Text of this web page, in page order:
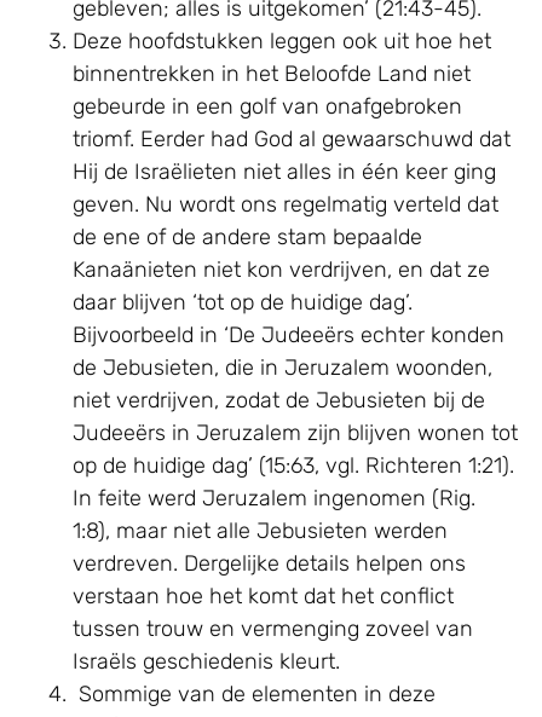
gebleven; alles is uitgekomen’ (21:43-45).
Deze hoofdstukken leggen ook uit hoe het
binnentrekken in het Beloofde Land niet
gebeurde in een golf van onafgebroken
triomf. Eerder had God al gewaarschuwd dat
Hij de Israëlieten niet alles in één keer ging
geven. Nu wordt ons regelmatig verteld dat
de ene of de andere stam bepaalde
Kanaänieten niet kon verdrijven, en dat ze
daar blijven ‘tot op de huidige dag’.
Bijvoorbeeld in ‘De Judeeërs echter konden
de Jebusieten, die in Jeruzalem woonden,
niet verdrijven, zodat de Jebusieten bij de
Judeeërs in Jeruzalem zijn blijven wonen tot
op de huidige dag’ (15:63, vgl. Richteren 1:21).
In feite werd Jeruzalem ingenomen (Rig.
1:8), maar niet alle Jebusieten werden
verdreven. Dergelijke details helpen ons
verstaan hoe het komt dat het conflict
tussen trouw en vermenging zoveel van
Israëls geschiedenis kleurt.
Sommige van de elementen in deze